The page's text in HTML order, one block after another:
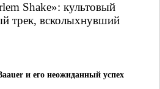
Shake»: культовый
трек, всколыхнувший
и его неожиданный успех